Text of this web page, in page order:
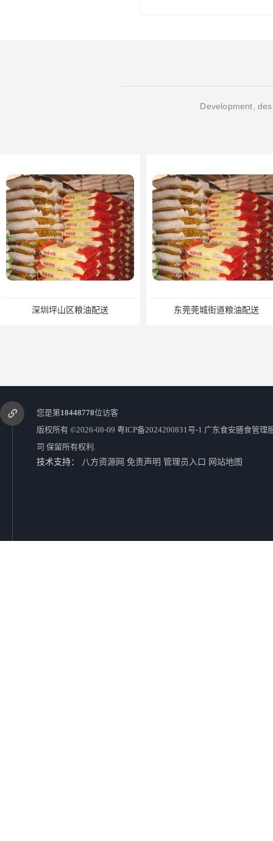
Development,
深圳坪山区粮油配送 东莞莞城街道粮油配送
您是第18448778位访客
版权所有 ©2026-08-09 粤ICP备2024200831号-1 广东食安膳食管理
司 保留所有权利.
技术支持： 八方资源网 免责声明 管理员入口 网站地图